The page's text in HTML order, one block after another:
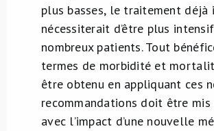
plus basses, le traitement déjà
nécessiterait d’être plus
nombreux patients. Tout
termes de morbidité et
être obtenu en appliquant ces
recommandations doit être mis
avec l’impact d’une nouvelle